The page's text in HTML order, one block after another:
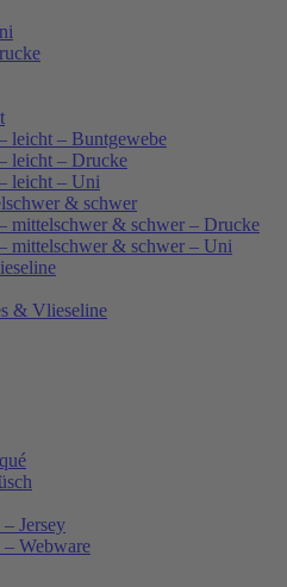
leicht – Buntgewebe
leicht – Drucke
leicht – Uni
& schwer
mittelschwer & schwer – Drucke
mittelschwer & schwer – Uni
& Vlieseline
Jersey
Webware